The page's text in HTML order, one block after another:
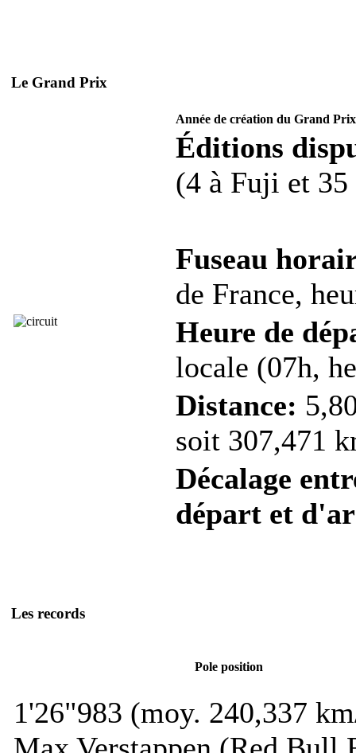
Le Grand Prix
Année de création du Grand
Éditions
(4 à Fuji et 35
Fuseau
de France,
Heure de
locale (07h,
Distance:
soit 307,471
Décalage
départ et
Les records
Pole position
1'26"983 (moy. 240,337